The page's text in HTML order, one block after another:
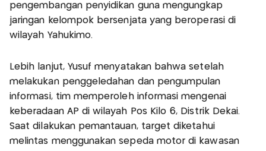
pengembangan penyidikan guna mengungkap
jaringan kelompok bersenjata yang beroperasi di
wilayah Yahukimo.
Lebih lanjut, Yusuf menyatakan bahwa setelah
melakukan penggeledahan dan pengumpulan
informasi, tim memperoleh informasi mengenai
keberadaan AP di wilayah Pos Kilo 6, Distrik Dekai.
Saat dilakukan pemantauan, target diketahui
melintas menggunakan sepeda motor di kawasan